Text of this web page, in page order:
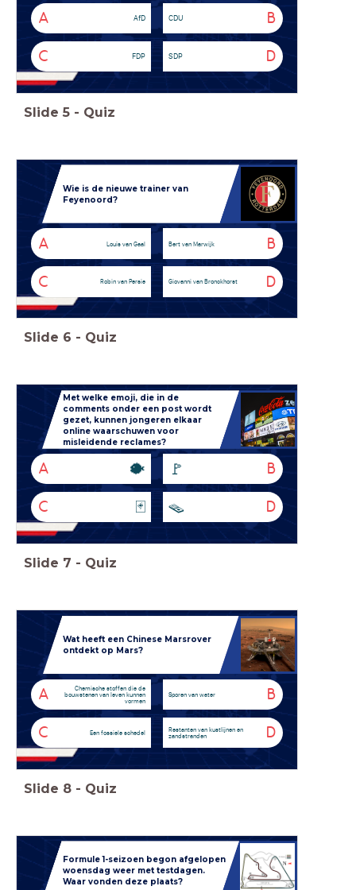
A AfD B
CDU
C FDP D
SDP
Slide 5 - Quiz
Wie is de nieuwe trainer van
Feyenoord?
A Louis van Gaal B
Bert van Marwijk
C Robin van Persie D
Giovanni van Bronckhorst
Slide 6 - Quiz
Met welke emoji, die in de
comments onder een post wordt
gezet, kunnen jongeren elkaar
online waarschuwen voor
misleidende reclames?
A 🐡 B
🚩
C 🃏 D
🪤
Slide 7 - Quiz
Wat heeft een Chinese Marsrover
ontdekt op Mars?
A
Chemische stoffen die de
bouwstenen van leven kunnen
vormen
B
Sporen van water
C Een fossiele schedel D
Restanten van kustlijnen en
zandstranden
Slide 8 - Quiz
Formule 1-seizoen begon afgelopen
woensdag weer met testdagen.
Waar vonden deze plaats?